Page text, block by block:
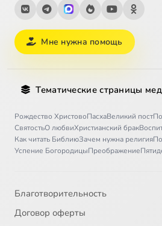
Мне нужна помощь
Тематические страницы
Рождество ХристовоПасхаВеликий пост
СвятостьО любвиХристианский брак
Как читать БиблиюЗачем нужна религия
Успение БогородицыПреображение
Благотворительность
Договор оферты